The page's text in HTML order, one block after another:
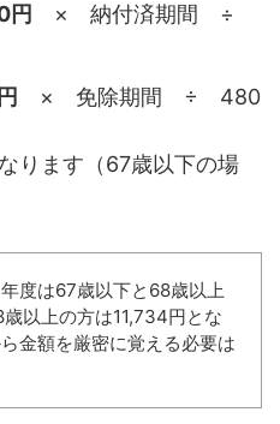
円
× 納付済期間 ÷
× 免除期間 ÷ 480
ります（67歳以下の場
度は67歳以下と68歳以上
以上の方は11,734円とな
金額を厳密に覚える必要は